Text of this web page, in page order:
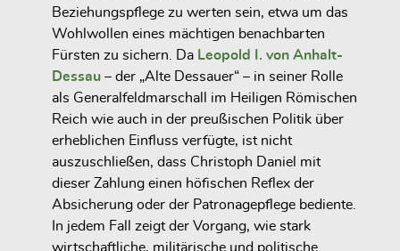
Beziehungspflege zu werten sein, etwa um das
Wohlwollen eines mächtigen benachbarten
Fürsten zu sichern. Da Leopold I. von Anhalt-
Dessau – der „Alte Dessauer“ – in seiner Rolle
als Generalfeldmarschall im Heiligen Römischen
Reich wie auch in der preußischen Politik über
erheblichen Einfluss verfügte, ist nicht
auszuschließen, dass Christoph Daniel mit
dieser Zahlung einen höfischen Reflex der
Absicherung oder der Patronagepflege bediente
In jedem Fall zeigt der Vorgang, wie stark
wirtschaftliche, militärische und politische